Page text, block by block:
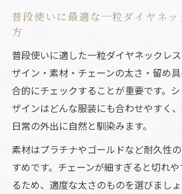
普段使いに最適な一粒ダイヤネッ
方
普段使いに適した一粒ダイヤネックレ
ザイン・素材・チェーンの太さ・留め
合的にチェックすることが重要です。
ザインはどんな服装にも合わせやすく
日常の外出に自然と馴染みます。
素材はプラチナやゴールドなど耐久性
すめです。チェーンが細すぎると切れ
るため、適度な太さのものを選びまし